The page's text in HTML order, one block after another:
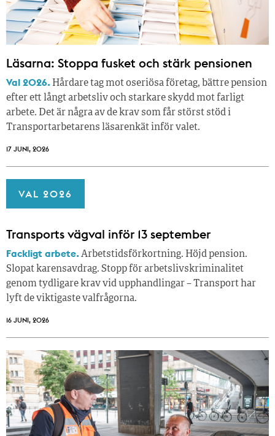
Läsarna: Stoppa fusket och stärk pensionen
Val 2026. Hårdare tag mot oseriösa företag, bättre pension
efter ett långt arbetsliv och starkare skydd mot farligt
arbete. Det är några av de krav som får störst stöd i
Transportarbetarens läsar­enkät inför valet.
17 JUNI, 2026
VAL 2026
Transports vägval inför 13 september
Fackligt arbete.Arbetstidsförkortning. Höjd pension.
Slopat karensavdrag. Stopp för arbetslivskriminalitet
genom tydligare krav vid upphandlingar – Transport har
lyft de viktigaste valfrågorna.
16 JUNI, 2026